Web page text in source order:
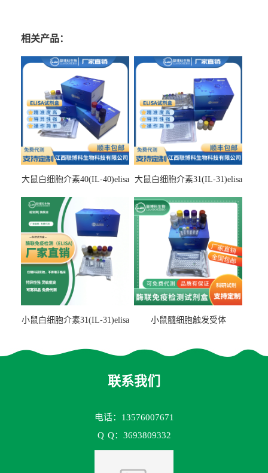
相关产品：
大鼠白细胞介素40(IL-40)elisa
大鼠白细胞介素31(IL-31)elisa
小鼠白细胞介素31(IL-31)elisa
小鼠髓细胞触发受体
联系我们
电话：13576007671
Q Q：3693809332